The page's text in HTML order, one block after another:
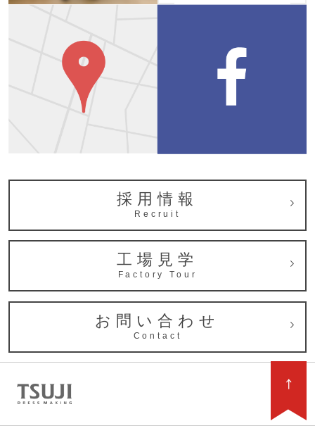
採用情報
Recruit
工場見学
Factory Tour
お問い合わせ
Contact